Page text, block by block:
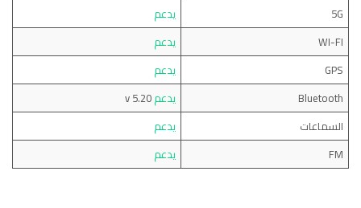
5G
يدعم
WI-FI
يدعم
GPS
يدعم
Bluetooth
يدعمv 5.20
السماعات
يدعم
FM
يدعم